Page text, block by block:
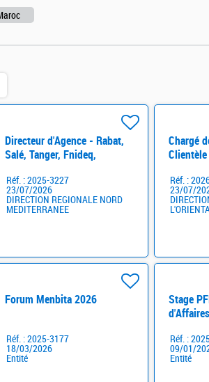
Directeur d'Agence - Rabat,
Salé, Tanger, Fnideq,
Meknes et Essaouira H/F
Réf. : 2025-3227
23/07/2026
DIRECTION REGIONALE NORD
MEDITERRANEE
Chargé
Réf. :
23/07/
Forum Menbita 2026
Réf. : 2025-3177
18/03/2026
Entité
Stage
Kénitra/
Tanger/
Réf. :
09/01/
Entité